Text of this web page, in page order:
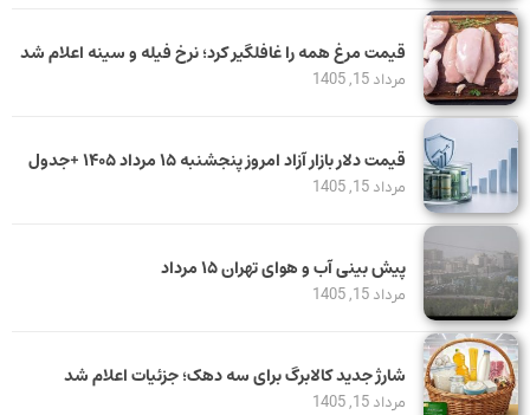
قیمت مرغ همه را غافلگیر کرد؛ نرخ فیله و سینه اعلام شد
مرداد 15, 1405
قیمت دلار بازار آزاد امروز پنجشنبه ۱۵ مرداد ۱۴۰۵ +جدول
مرداد 15, 1405
پیش بینی آب و هوای تهران ۱۵ مرداد
مرداد 15, 1405
شارژ جدید کالابرگ برای سه دهک؛ جزئیات اعلام شد
مرداد 15, 1405